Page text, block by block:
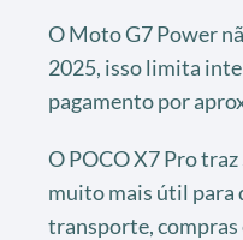
O Moto G7 Power
2025, isso limita
pagamento por
O POCO X7 Pro traz
muito mais útil para
transporte, compras